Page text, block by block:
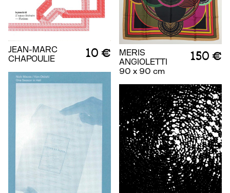
JEAN-MARC
CHAPOULIE
10 €
MERIS
ANGIOLETTI
90 x 90 cm
150 €